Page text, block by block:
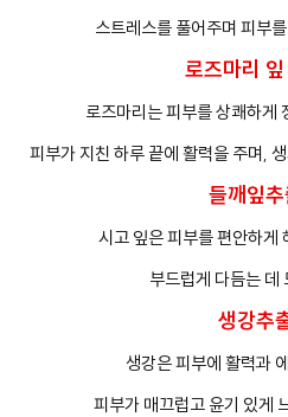
스트레스를 풀어주며 피부
로즈마리
로즈마리는 피부를 상쾌하게
피부가 지친 하루 끝에 활력을 주며,
들깨잎
시고 잎은 피부를 편안하게
부드럽게 다듬는 데
생강추
생강은 피부에 활력과
피부가 매끄럽고 윤기 있게